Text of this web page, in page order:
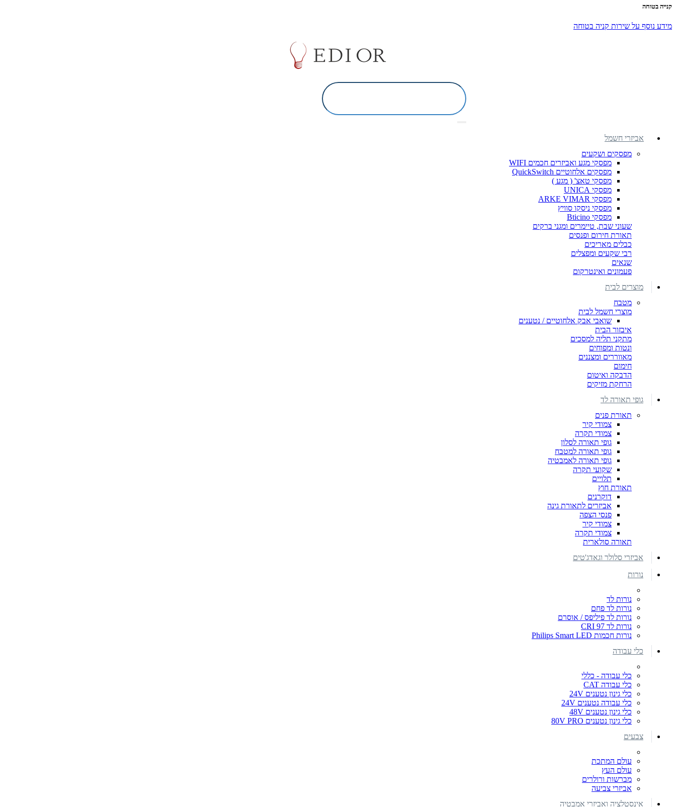
קנייה בטוחה
מידע נוסף על שירות קניה בטוחה
אביזרי חשמל
מפסקים ושקעים
מפסקי מגע ואביזרים חכמים WIFI
מפסקים אלחוטיים QuickSwitch
מפסקי טאצ' ( מגע )
מפסקי UNICA
מפסקי ARKE VIMAR
מפסקי ניסקו סוויץ
מפסקי Bticino
שעוני שבת, טיימרים ומגני ברקים
תאורת חירום ופנסים
כבלים מאריכים
רבי שקעים ומפצלים
שנאים
פעמונים ואינטרקום
מוצרים לבית
מטבח
מוצרי חשמל לבית
שואבי אבק אלחוטיים / נטענים
איבזור הבית
מתקני תליה למסכים
ונטות ומפוחים
מאווררים ומצננים
חימום
הדבקה ואיטום
הרחקת מזיקים
גופי תאורה לד
תאורת פנים
צמודי קיר
צמודי תקרה
גופי תאורה לסלון
גופי תאורה למטבח
גופי תאורה לאמבטיה
שקועי תקרה
תלויים
תאורת חוץ
דוקרנים
אביזרים לתאורת גינה
פנסי הצפה
צמודי קיר
צמודי תקרה
תאורה סולארית
אביזרי סלולר וגאדג'טים
נורות
נורות לד
נורות לד פחם
נורות לד פיליפס / אוסרם
נורות לד CRI 97
נורות חכמות Philips Smart LED
כלי עבודה
כלי עבודה - כללי
כלי עבודה CAT
כלי גינון נטענים 24V
כלי עבודה נטענים 24V
כלי גינון נטענים 48V
כלי גינון נטענים 80V PRO
צבעים
עולם המתכת
עולם העץ
מברשות ורולרים
אביזרי צביעה
אינסטלציה ואביזרי אמבטיה